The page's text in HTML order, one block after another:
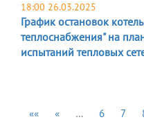
18:00 26.03.2025
График остановок
теплоснабжения" на
испытаний тепловых
«« « … 6 7